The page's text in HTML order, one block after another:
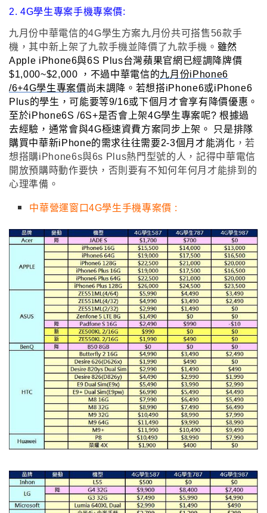
2. 4G學生專案手機專案價:
九月份中華電信的4G學生方案九月份共可搭售56款手
機 ，其中新上架了九款手機並降價了九款手機 。 雖然
Apple iPhone6與6S Plus台灣蘋果官網已經調降牌價
$1,000~$2,000 ，不過中華電信的九月份iPhone6
/6+4G學生專案價 尚未調降。若想搭iPhone6或iPhone6
Plus的學生，可能要等9/16或下個月才會享有降價優惠。
至於iPhone6S /6S+是否會上架4G學生專案呢? 根據過
去經驗 ，通常會與4G極速資費方案同步上架 。 只是排隊
購買中華新iPhone的需求往往需要2-3個月才能消化 ，若
想搭購iPhone6s與6s Plus熱門型號的人 ， 記得中華電信
開放預購時動作要快 ，否則要有不知何年何月才能排到的
心理準備 。
中華營運窗口4G學生手機專案價 :